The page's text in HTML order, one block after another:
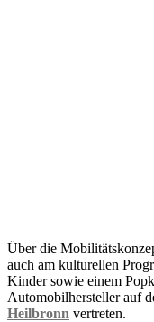
Über die
auch am kulturellen
Kinder sowie einem
Automobilhersteller auf
Heilbronn vertreten.